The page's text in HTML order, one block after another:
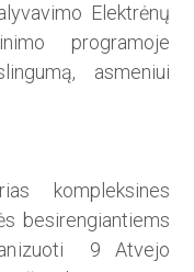
Elektrėnų
programoje
asmeniui
kompleksines
besirengiantiems
9 Atvejo